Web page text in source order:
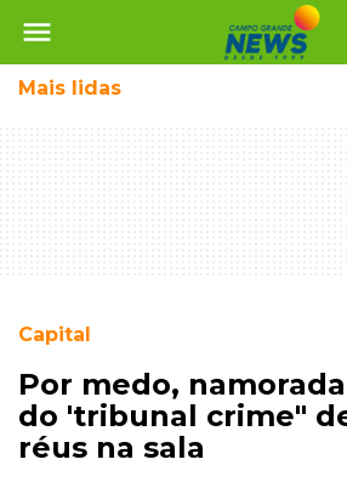
menu
Mais lidas
Capital
Por medo,
do 'tribunal crime"
réus na sala